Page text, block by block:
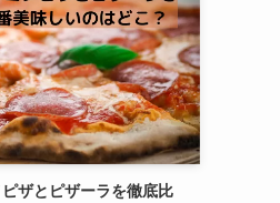
ザとピザーラを徹底比